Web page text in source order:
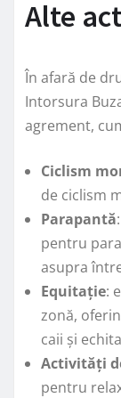
Alte
În afară de
Intorsura
agrement,
Ciclism
de ciclism
Parapantă
pentru
asupra
Equitație:
zonă,
caii și
Activități
pentru